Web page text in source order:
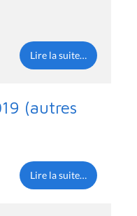
Lire la suite…
(autres
Lire la suite…